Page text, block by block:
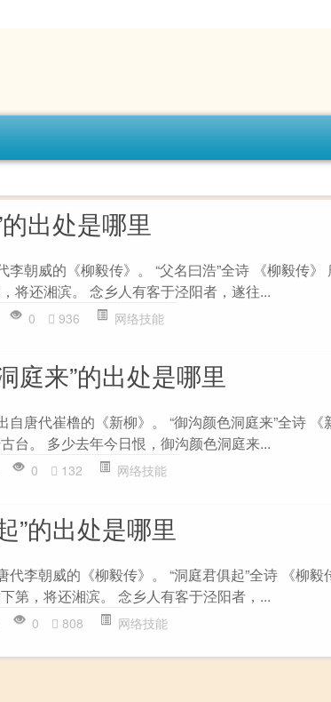
出处是哪里
李朝威的《柳毅传》。 “父名曰浩”全诗 《柳毅传
将还湘滨。 念乡人有客于泾阳者，遂往...
0 936 网络技能
庭来”的出处是哪里
自唐代崔橹的《新柳》。 “御沟颜色洞庭来”全诗
台。 多少去年今日恨，御沟颜色洞庭来...
0 132 网络技能
”的出处是哪里
代李朝威的《柳毅传》。 “洞庭君俱起”全诗 《柳
第，将还湘滨。 念乡人有客于泾阳者，...
0 808 网络技能